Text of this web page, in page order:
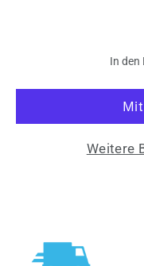
In den
Weitere